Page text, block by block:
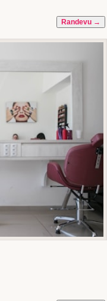
Randevu →